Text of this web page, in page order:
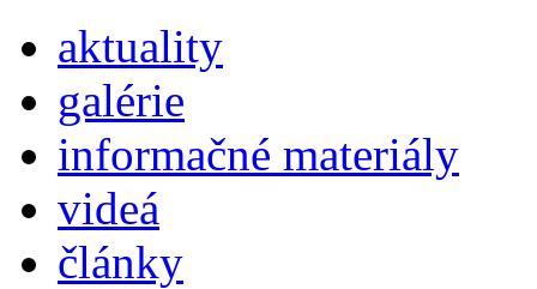
aktuality
galérie
informačné materiály
videá
články